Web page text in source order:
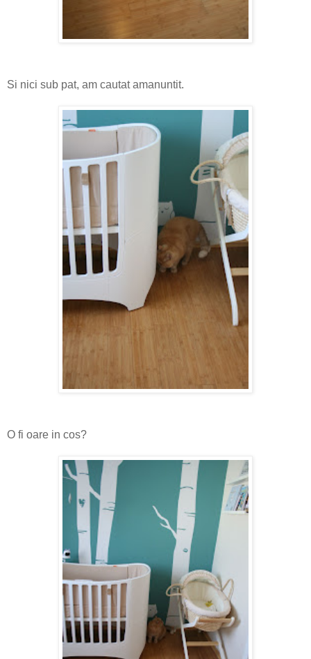
Si nici sub pat, am cautat amanuntit.
O fi oare in cos?